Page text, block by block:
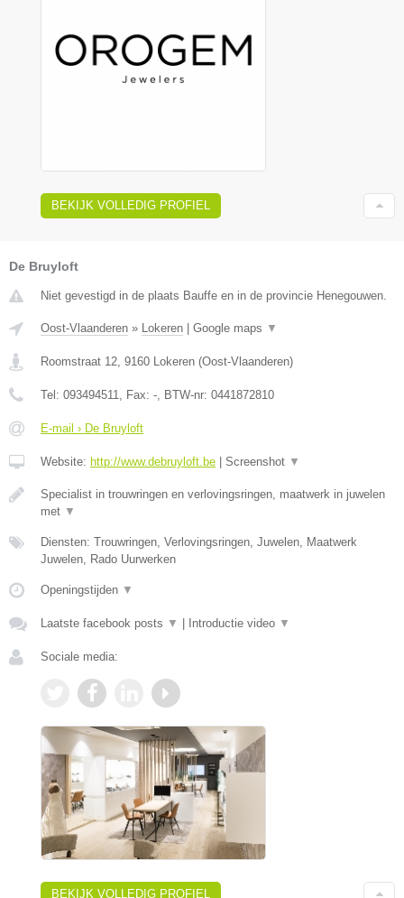
BEKIJK VOLLEDIG PROFIEL
De Bruyloft
Niet gevestigd in de plaats Bauffe en in de provincie Henegouwen.
Oost-Vlaanderen » Lokeren Google maps ▼
Roomstraat 12, 9160 Lokeren (Oost-Vlaanderen)
Tel: 093494511, Fax: -, BTW-nr: 0441872810
E-mail › De Bruyloft
Website: http://www.debruyloft.be Screenshot ▼
Specialist in trouwringen en verlovingsringen, maatwerk in juwelen
met ▼
Diensten: Trouwringen, Verlovingsringen, Juwelen, Maatwerk
Juwelen, Rado Uurwerken
Openingstijden ▼
Laatste facebook posts ▼ Introductie video ▼
Sociale media:
BEKIJK VOLLEDIG PROFIEL